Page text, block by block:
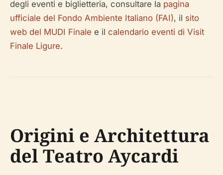
degli eventi e biglietteria, consultare la pagina
ufficiale del Fondo Ambiente Italiano (FAI), il sito
web del MUDI Finale e il calendario eventi di Visit
Finale Ligure.
Origini e Architettura
del Teatro Aycardi